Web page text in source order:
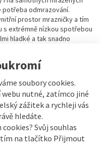
soubory cookies.
nutné, zatímco jiné
zážitek a rychleji vás
hledáte.
Svůj souhlas
na tlačítko Přijmout
potřeba odmrazování.
prostor mrazničky a tím
s extrémně nízkou spotřebou
hladké a tak snadno
úložné boxy navzájem
při otevření přístroje tak
optimální přehled o